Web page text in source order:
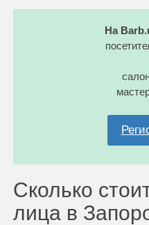
На
Сколько
лица в